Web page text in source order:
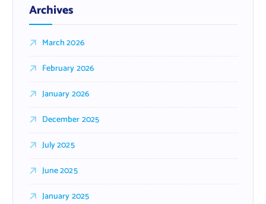
Archives
March 2026
February 2026
January 2026
December 2025
July 2025
June 2025
January 2025